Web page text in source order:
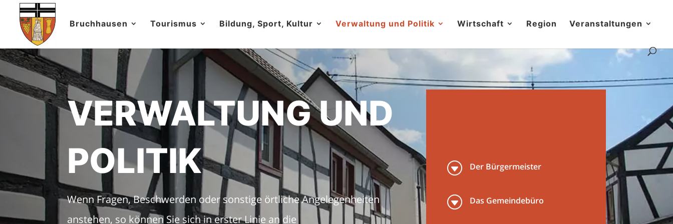
Bruchhausen Tourismus Bildung, Sport, Kultur Verwaltung und Politik Wirtschaft Region Veranstaltungen
VERWALTUNG UND
POLITIK
Wenn Fragen, Beschwerden oder sonstige örtliche Angelegenheiten
anstehen, so können Sie sich in erster Linie an die
G Der Bürgermeister
G Das Gemeindebüro